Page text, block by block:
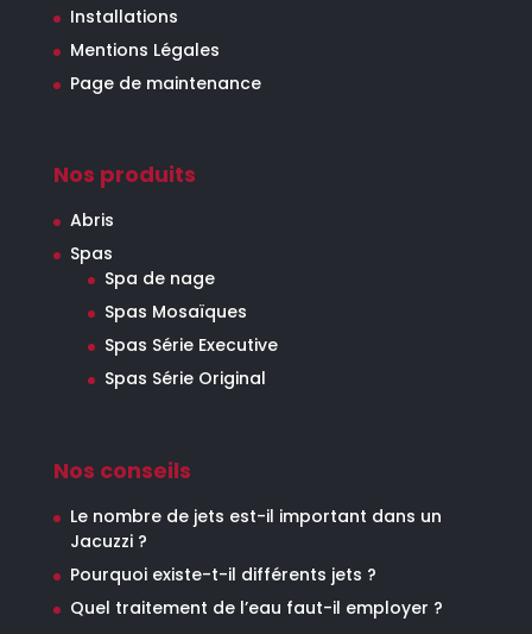
Installations
Mentions Légales
Page de maintenance
Nos produits
Abris
Spas
Spa de nage
Spas Mosaïques
Spas Série Executive
Spas Série Original
Nos conseils
Le nombre de jets est-il important dans un
Jacuzzi ?
Pourquoi existe-t-il différents jets ?
Quel traitement de l’eau faut-il employer ?